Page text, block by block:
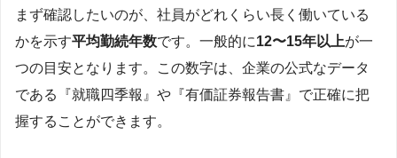
まず確認したいのが、社員がどれくらい長く働いている
かを示す平均勤続年数です。一般的に12〜15年以上が一
つの目安となります。この数字は、企業の公式なデータ
である『就職四季報』や『有価証券報告書』で正確に把
握することができます。